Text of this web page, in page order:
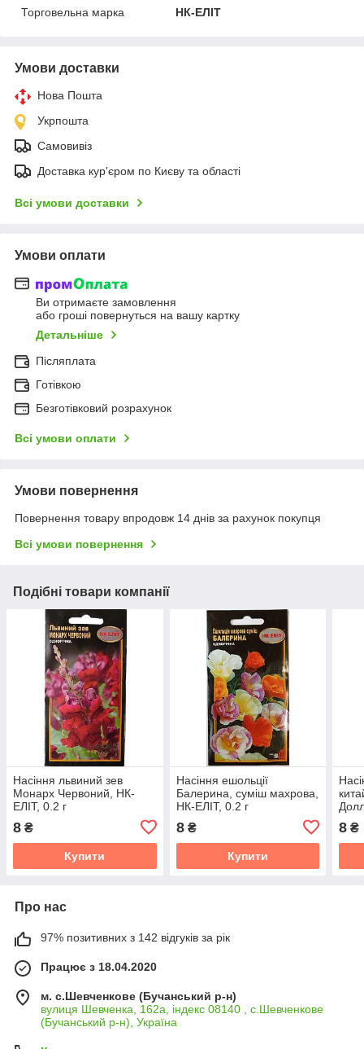
Торговельна марка
НК-ЕЛІТ
Умови доставки
Нова Пошта
Укрпошта
Самовивіз
Доставка кур'єром по Києву та області
Всі умови доставки
Умови оплати
Ви отримаєте замовлення
або гроші повернуться на вашу картку
Детальніше
Післяплата
Готівкою
Безготівковий розрахунок
Всі умови оплати
Умови повернення
Повернення товару впродовж 14 днів за рахунок покупця
Всі умови повернення
Подібні товари компанії
Насіння львиний зев
Монарх Червоний, НК-
ЕЛІТ, 0.2 г
8 ₴
Купити
Насіння ешольції
Балерина, суміш махрова,
НК-ЕЛІТ, 0.2 г
8₴
Купити
8 ₴
Про нас
97% позитивних з 142 відгуків за рік
Працює з 18.04.2020
м. с.Шевченкове (Бучанський р-н)
вулиця Шевченка, 162а, індекс 08140 , с.Шевченкове
(Бучанський р-н), Україна